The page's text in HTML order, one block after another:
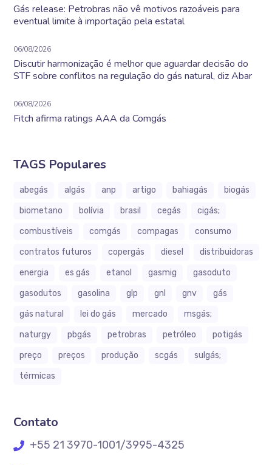
Gás release: Petrobras não vê motivos razoáveis para
eventual limite à importação pela estatal
06/08/2026
Discutir harmonização é melhor que aguardar decisão do
STF sobre conflitos na regulação do gás natural, diz Abar
06/08/2026
Fitch afirma ratings AAA da Comgás
TAGS Populares
abegás algás anp artigo bahiagás
biogás
biometano
bolívia brasil cegás
cigás;
combustíveis
comgás compagas
consumo
contratos futuros
copergás diesel
distribuidoras
energia
es gás etanol gasmig
gasoduto
gasodutos
gasolina glp gnl gnv
gás
gás natural
lei do gás mercado
msgás;
naturgy
pbgás petrobras petróleo
potigás
preço
preços produção scgás
sulgás;
térmicas
Contato
+55 21 3970-1001/3995-4325